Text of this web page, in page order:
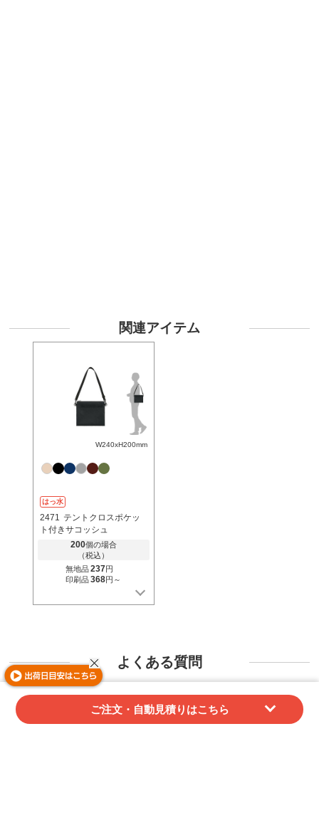
ご注文・自動見積りはこちら
関連アイテム
W240xH200mm
はっ水
2471 テントクロスポケッ
ト付きサコッシュ
200個の場合
（税込）
無地品 237円
印刷品 368円～
よくある質問
領収証はダウンロードできますか？
ご注文後にマイページよりダウンロード可能で